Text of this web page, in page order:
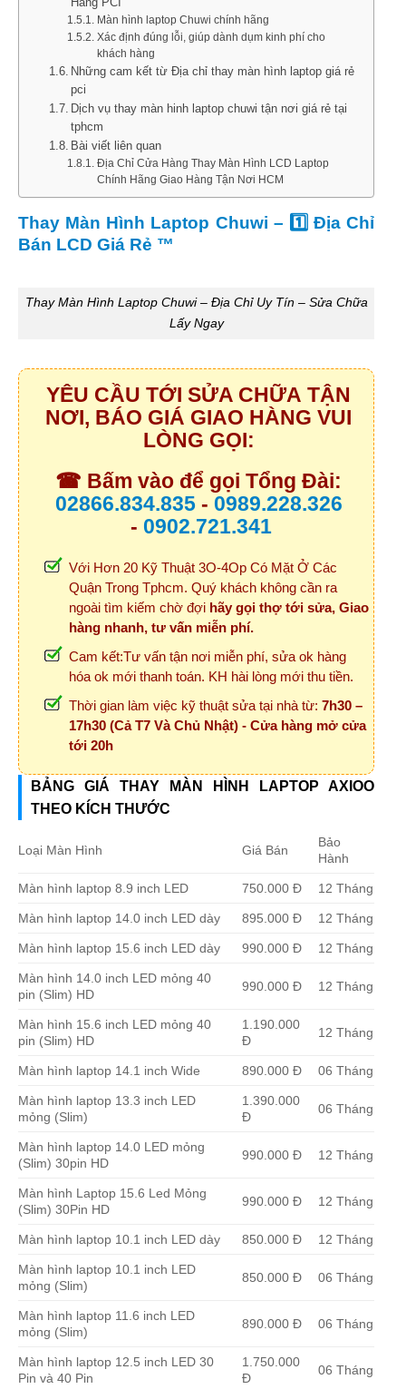
Màn hình laptop Chuwi chính hãng
Xác định đúng lỗi, giúp dành dụm kinh phí cho
khách hàng
Những cam kết từ Địa chỉ thay màn hình laptop giá rẻ
pci
Dịch vụ thay màn hinh laptop chuwi tận nơi giá rẻ tại
tphcm
Bài viết liên quan
Địa Chỉ Cửa Hàng Thay Màn Hình LCD Laptop
Chính Hãng Giao Hàng Tận Nơi HCM
Thay Màn Hình Laptop Chuwi – 1️⃣ Địa Chỉ
Bán LCD Giá Rẻ ™
Thay Màn Hình Laptop Chuwi – Địa Chỉ Uy Tín – Sửa Chữa
Lấy Ngay
YÊU CẦU TỚI SỬA CHỮA TẬN
NƠI, BÁO GIÁ GIAO HÀNG VUI
LÒNG GỌI:
☎ Bấm vào để gọi Tổng Đài:
02866.834.835- 0989.228.326
- 0902.721.341
Với Hơn 20 Kỹ Thuật 3O-4Op Có Mặt Ở Các
Quận Trong Tphcm. Quý khách không cần ra
ngoài tìm kiếm chờ đợi hãy gọi thợ tới sửa, Giao
hàng nhanh, tư vấn miễn phí.
Cam kết:Tư vấn tận nơi miễn phí, sửa ok hàng
hóa ok mới thanh toán. KH hài lòng mới thu tiền.
Thời gian làm việc kỹ thuật sửa tại nhà từ: 7h30 –
17h30 (Cả T7 Và Chủ Nhật) - Cửa hàng mở cửa
tới 20h
BẢNG GIÁ THAY MÀN HÌNH LAPTOP AXIOO
THEO KÍCH THƯỚC
Loại Màn Hình Giá Bán
Bảo
Hành
Màn hình laptop 8.9 inch LED 750.000 Đ 12 Tháng
Màn hình laptop 14.0 inch LED dày 895.000 Đ 12 Tháng
Màn hình laptop 15.6 inch LED dày 990.000 Đ 12 Tháng
Màn hình 14.0 inch LED mỏng 40
pin (Slim) HD
990.000 Đ 12 Tháng
Màn hình 15.6 inch LED mỏng 40
pin (Slim) HD
1.190.000
Đ
12 Tháng
Màn hình laptop 14.1 inch Wide 890.000 Đ 06 Tháng
Màn hình laptop 13.3 inch LED
mỏng (Slim)
1.390.000
Đ
06 Tháng
Màn hình laptop 14.0 LED mỏng
(Slim) 30pin HD
990.000 Đ 12 Tháng
Màn hình Laptop 15.6 Led Mỏng
(Slim) 30Pin HD
990.000 Đ 12 Tháng
Màn hình laptop 10.1 inch LED dày 850.000 Đ 12 Tháng
Màn hình laptop 10.1 inch LED
mỏng (Slim)
850.000 Đ 06 Tháng
Màn hình laptop 11.6 inch LED
mỏng (Slim)
890.000 Đ 06 Tháng
Màn hình laptop 12.5 inch LED 30
Pin và 40 Pin
1.750.000
Đ
06 Tháng